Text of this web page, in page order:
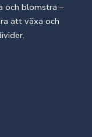
och blomstra –
att växa och